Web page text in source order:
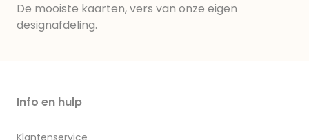
De mooiste kaarten, vers van onze eigen
designafdeling.
Info en hulp
Klantenservice